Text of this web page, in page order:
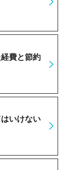
費と節約
いけない